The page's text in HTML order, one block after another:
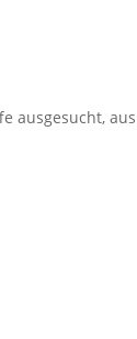
ausgesucht, aus